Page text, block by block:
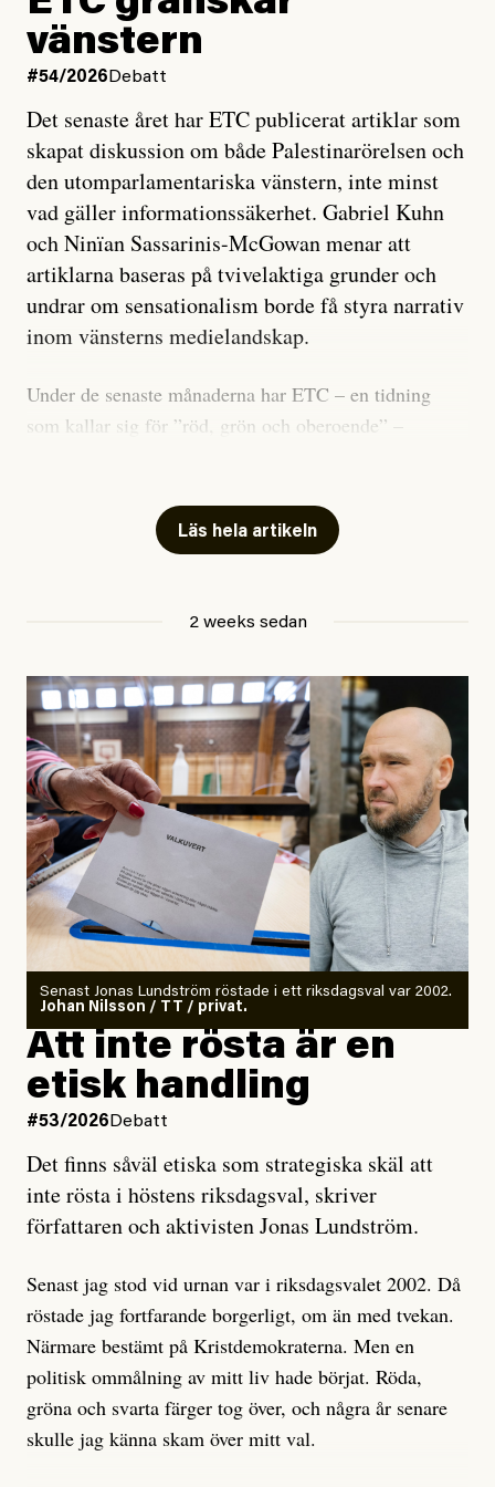
vänstern
#54/2026 Debatt
Det senaste året har ETC publicerat artiklar som
skapat diskussion om både Palestinarörelsen och
den utomparlamentariska vänstern, inte minst
vad gäller informationssäkerhet. Gabriel Kuhn
och Ninïan Sassarinis-McGowan menar att
artiklarna baseras på tvivelaktiga grunder och
undrar om sensationalism borde få styra narrativ
inom vänsterns medielandskap.
Under de senaste månaderna har ETC – en tidning
som kallar sig för ”röd, grön och oberoende” –
skriver för? Vad betyder det att vara en ”röd, grön och
oberoende” tidning? Och vad är egentligen bra
utpekas som israelisk infiltratör”. Enligt ingressen
handlar artikeln om en person vars ”bakgrund skapar
splittring och oro i rörelsen”. Problemet är att artikeln
skapar betydligt mer oro i palestinarörelsen – och den
oberoende vänstern – än den porträtterade personen
eller dess bakgrund.
Det finns en väldigt enkel regel inom alla politiska
rörelser när det gäller misstänkta infiltratörer:
Antingen har en bevis på att de är infiltratörer, och då
ska en gå ut med det så fort det bara går för att skydda
rörelsen. Eller så har en inga bevis, bara misstankar,
och då ska en efterforska diskret, just för att inte skapa
oro inom rörelsen.
Artikeln undersöker inte, som ETC påstår, ”vad som
är sant, vad som är rykten”, utan den bidrar bara till
ännu mer ryktesspridning. Det finns inte ett enda bevis
misstänkta personen är en infiltratör. Det som läsaren
får veta är att personen har ändrat sina politiska åsikter
under åren, att den har raderat tidigare innehåll på sina
sociala medier, att artikelns författare inte förstår sig
på personens ekonomi och att det tydligen finns
anonyma röster inom rörelsen som säger saker som
Läs hela artikeln
2 weeks sedan
Senast Jonas Lundström röstade i ett riksdagsval var 2002.
Johan Nilsson / TT / privat.
Att inte rösta är en
etisk handling
#53/2026 Debatt
Det finns såväl etiska som strategiska skäl att
inte rösta i höstens riksdagsval, skriver
författaren och aktivisten Jonas Lundström.
Senast jag stod vid urnan var i riksdagsvalet 2002. Då
röstade jag fortfarande borgerligt, om än med tvekan.
Närmare bestämt på Kristdemokraterna. Men en
politisk ommålning av mitt liv hade börjat. Röda,
gröna och svarta färger tog över, och några år senare
skulle jag känna skam över mitt val.